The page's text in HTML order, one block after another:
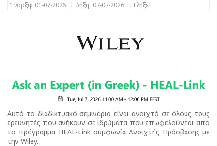
Έναρξη: 01-07-2026 | Λήξη: 07-07-2026 [Έληξε]
Αυτό το διαδικτυακό σεμινάριο είναι ανοιχτό σε όλους τους
ερευνητές που ανήκουν σε ιδρύματα που επωφελούνται απο
το πρόγραμμα HEAL-Link συμφωνία Ανοιχτής Πρόσβασης με
την Wiley.